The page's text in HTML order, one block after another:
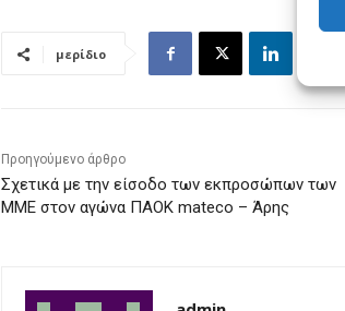
μερίδιο
Προηγούμενο άρθρο
Σχετικά με την είσοδο των εκπροσώπων των
ΜΜΕ στον αγώνα ΠΑΟΚ mateco – Άρης